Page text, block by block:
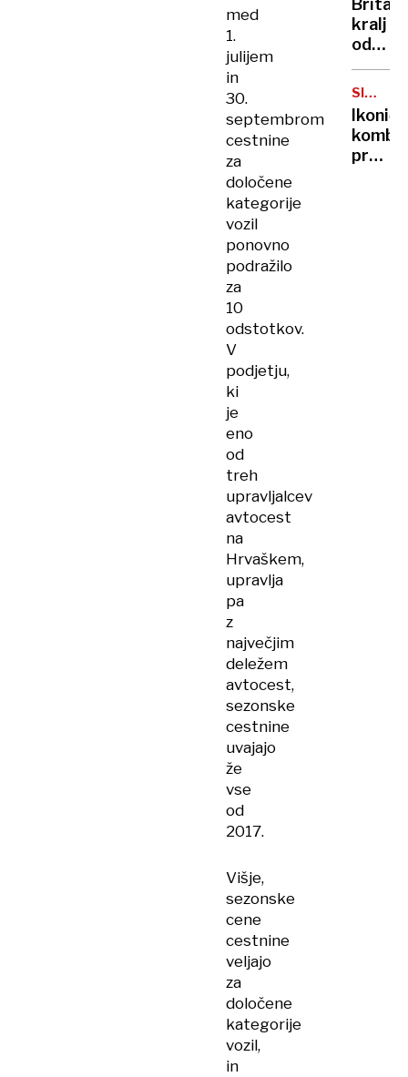
med
1.
julijem
in
30.
septembrom
cestnine
za
določene
kategorije
vozil
ponovno
podražilo
za
10
odstotkov.
V
podjetju,
ki
je
eno
od
treh
upravljalcev
avtocest
na
Hrvaškem,
upravlja
pa
z
največjim
deležem
avtocest,
sezonske
cestnine
uvajajo
že
vse
od
2017.
Višje,
sezonske
cene
cestnine
veljajo
za
določene
kategorije
vozil,
in
Nico
pa
njen
sin
kralj
zaradi
raka
SIMBOL
kombi